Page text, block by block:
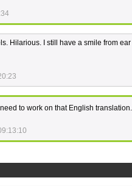
Hilarious. I still have a smile from
to work on that English